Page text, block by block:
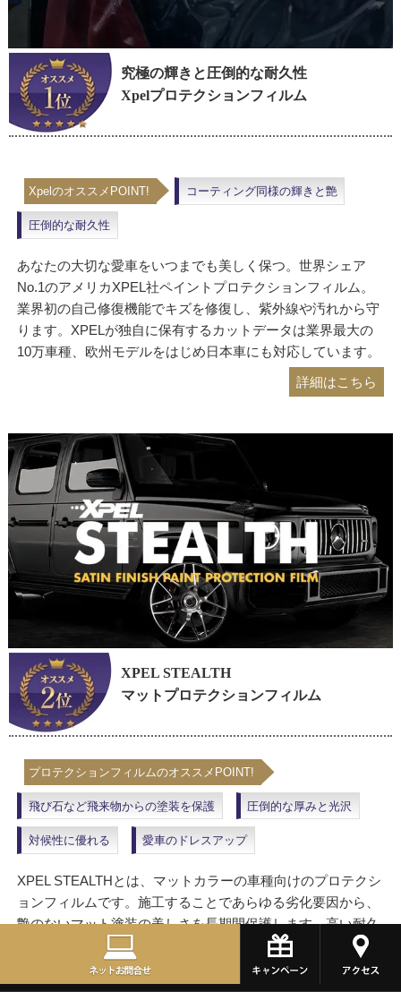
究極の輝きと圧倒的な耐久性
Xpelプロテクションフィルム
XpelのオススメPOINT! コーティング同様の輝きと艶
圧倒的な耐久性
あなたの大切な愛車をいつまでも美しく保つ。世界シェア
No.1のアメリカXPEL社ペイントプロテクションフィルム。
業界初の自己修復機能でキズを修復し、紫外線や汚れから守
ります。XPELが独自に保有するカットデータは業界最大の
10万車種、欧州モデルをはじめ日本車にも対応しています。
詳細はこちら
XPEL STEALTH
マットプロテクションフィルム
プロテクションフィルムのオススメPOINT!
飛び石など飛来物からの塗装を保護 圧倒的な厚みと光沢
対候性に優れる 愛車のドレスアップ
XPEL STEALTHとは、マットカラーの車種向けのプロテクシ
ョンフィルムです。施工することであらゆる劣化要因から、
艶のないマット塗装の美しさを長期間保護します。高い耐久
性・保護性能・自己修復機能に加え、光沢のある車種に
XPEL STEALTH施工することで、再塗装なしでマットな質感
の塗装面にすることも可能です。